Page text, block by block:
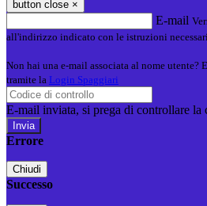
button close ×
E-mail
all'indirizzo indicato con le istruzioni
Non hai una e-mail associata al nome utente?
tramite la Login Spaggiari
E-mail inviata, si prega di controllare la
Errore
Chiudi
Successo